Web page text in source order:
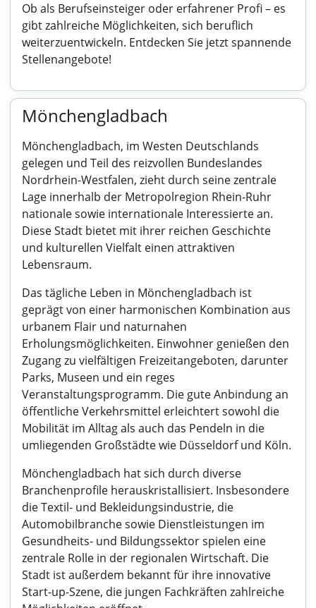
Ob als Berufseinsteiger oder erfahrener Profi – es
gibt zahlreiche Möglichkeiten, sich beruflich
weiterzuentwickeln. Entdecken Sie jetzt spannende
Stellenangebote!
Mönchengladbach
Mönchengladbach, im Westen Deutschlands
gelegen und Teil des reizvollen Bundeslandes
Nordrhein-Westfalen, zieht durch seine zentrale
Lage innerhalb der Metropolregion Rhein-Ruhr
nationale sowie internationale Interessierte an.
Diese Stadt bietet mit ihrer reichen Geschichte
und kulturellen Vielfalt einen attraktiven
Lebensraum.
Das tägliche Leben in Mönchengladbach ist
geprägt von einer harmonischen Kombination aus
urbanem Flair und naturnahen
Erholungsmöglichkeiten. Einwohner genießen den
Zugang zu vielfältigen Freizeitangeboten, darunter
Parks, Museen und ein reges
Veranstaltungsprogramm. Die gute Anbindung an
öffentliche Verkehrsmittel erleichtert sowohl die
Mobilität im Alltag als auch das Pendeln in die
umliegenden Großstädte wie Düsseldorf und Köln.
Mönchengladbach hat sich durch diverse
Branchenprofile herauskristallisiert. Insbesondere
die Textil- und Bekleidungsindustrie, die
Automobilbranche sowie Dienstleistungen im
Gesundheits- und Bildungssektor spielen eine
zentrale Rolle in der regionalen Wirtschaft. Die
Stadt ist außerdem bekannt für ihre innovative
Start-up-Szene, die jungen Fachkräften zahlreiche